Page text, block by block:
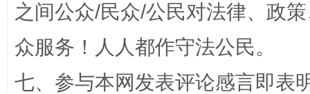
完善运行机制助力责任有效落实 一纸欠
之间公众/民众/公民对法律、政
众服务！人人都作守法公民。
七、参与本网发表评论感言即表